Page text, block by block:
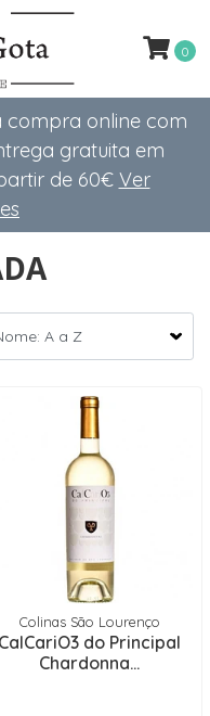
compra online com
gratuita em
de 60€ Ver
0
Colinas São Lourenço
CalCariO3 do Principal
Chardonna...